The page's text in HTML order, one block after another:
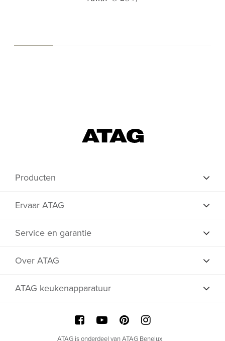
Producten
Ervaar ATAG
Service en garantie
Over ATAG
ATAG keukenapparatuur
ATAG is onderdeel van ATAG Benelux